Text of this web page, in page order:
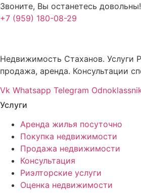
Звоните, Вы останетесь довольны!
+7 (959) 180-08-29
Недвижимость Стаханов. Услуги
продажа, аренда. Консультации
Vk Whatsapp Telegram
Услуги
Аренда жилья посуточно
Покупка недвижимости
Продажа недвижимости
Консультация
Риэлторские услуги
Оценка недвижимости